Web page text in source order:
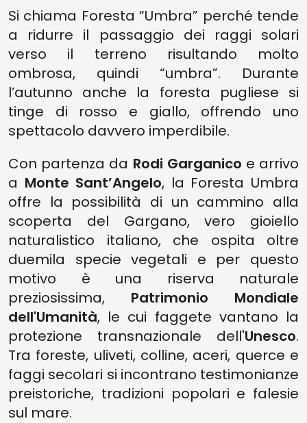
Si chiama Foresta “Umbra” perché tende
a ridurre il passaggio dei raggi solari
verso il terreno risultando molto
ombrosa, quindi “umbra”. Durante
l’autunno anche la foresta pugliese si
tinge di rosso e giallo, offrendo uno
spettacolo davvero imperdibile.
Con partenza da Rodi Garganico e arrivo
a Monte Sant’Angelo, la Foresta Umbra
offre la possibilità di un cammino alla
scoperta del Gargano, vero gioiello
naturalistico italiano, che ospita oltre
duemila specie vegetali e per questo
motivo è una riserva naturale
preziosissima, Patrimonio Mondiale
dell'Umanità, le cui faggete vantano la
protezione transnazionale dell'Unesco.
Tra foreste, uliveti, colline, aceri, querce e
faggi secolari si incontrano testimonianze
preistoriche, tradizioni popolari e falesie
sul mare.